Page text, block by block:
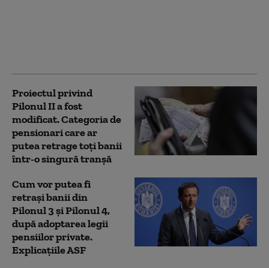
Proiectul privind
Pilonul II a fost
modificat. Categoria de
pensionari care ar
putea retrage toți banii
într-o singură tranșă
Cum vor putea fi
retrași banii din
Pilonul 3 și Pilonul 4,
după adoptarea legii
pensiilor private.
Explicațiile ASF